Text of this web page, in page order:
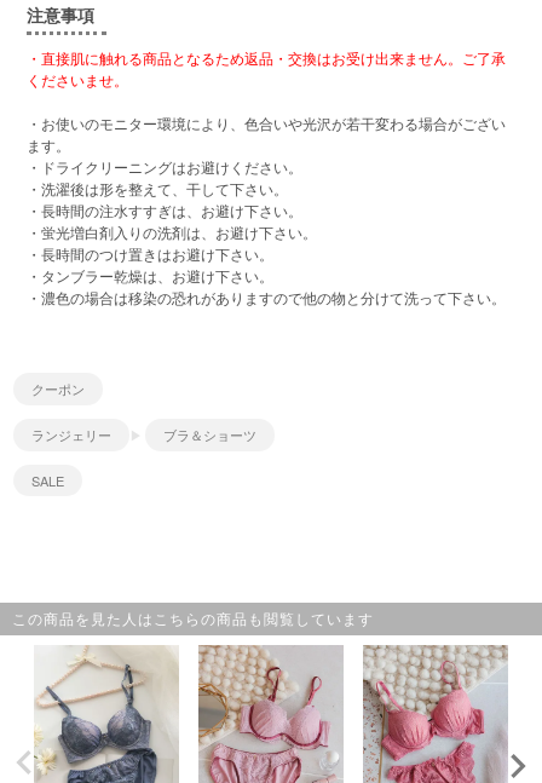
注意事項
・直接肌に触れる商品となるため返品・交換はお受け出来ません。ご了承
くださいませ。
・お使いのモニター環境により、色合いや光沢が若干変わる場合がござい
ます。
・ドライクリーニングはお避けください。
・洗濯後は形を整えて、干して下さい。
・長時間の注水すすぎは、お避け下さい。
・蛍光増白剤入りの洗剤は、お避け下さい。
・長時間のつけ置きはお避け下さい。
・タンブラー乾燥は、お避け下さい。
・濃色の場合は移染の恐れがありますので他の物と分けて洗って下さい。
クーポン
ランジェリー ブラ＆ショーツ
SALE
この商品を見た人はこちらの商品も閲覧しています